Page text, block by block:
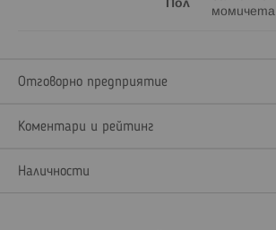
Пол
момичета
Отговорно предприятие
Коментари и рейтинг
Наличности